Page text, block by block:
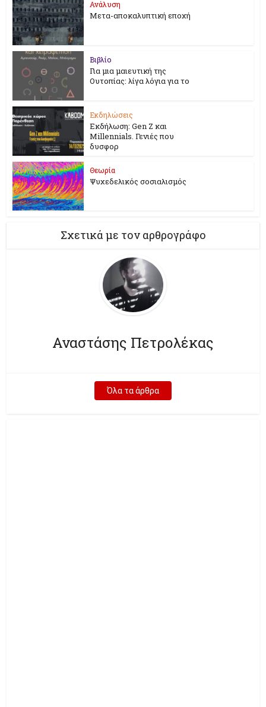
Ανάλυση
Μετα-αποκαλυπτική εποχή
Βιβλίο
Για μια μαιευτική της
Ουτοπίας: λίγα λόγια για το
Εκδηλώσεις
Εκδήλωση: Gen Z και
Millennials. Γενιές που
δυσφορ
Θεωρία
Ψυχεδελικός σοσιαλισμός
Σχετικά με τον αρθρογράφο
Αναστάσης Πετρολέκας
Όλα τα άρθρα